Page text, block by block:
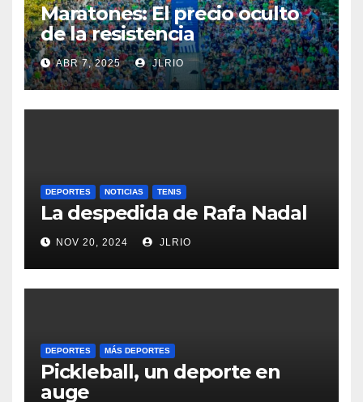
Maratones: El precio oculto
de la resistencia
ABR 7, 2025 JLRIO
DEPORTES NOTICIAS TENIS
La despedida de Rafa Nadal
NOV 20, 2024 JLRIO
DEPORTES MÁS DEPORTES
Pickleball, un deporte en
auge